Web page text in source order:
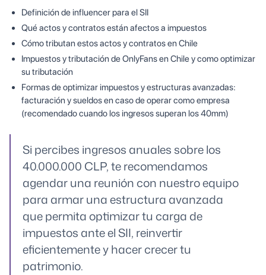
Definición de influencer para el SII
Qué actos y contratos están afectos a impuestos
Cómo tributan estos actos y contratos en Chile
Impuestos y tributación de OnlyFans en Chile y como optimizar
su tributación
Formas de optimizar impuestos y estructuras avanzadas:
facturación y sueldos en caso de operar como empresa
(recomendado cuando los ingresos superan los 40mm)
Si percibes ingresos anuales sobre los
40.000.000 CLP, te recomendamos
agendar una reunión con nuestro equipo
para armar una estructura avanzada
que permita optimizar tu carga de
impuestos ante el SII, reinvertir
eficientemente y hacer crecer tu
patrimonio.